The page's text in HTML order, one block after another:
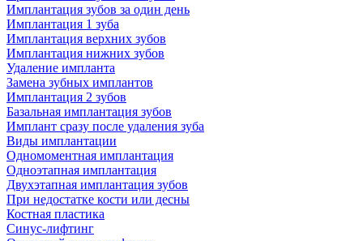
Имплантация зубов за один день
Имплантация 1 зуба
Имплантация верхних зубов
Имплантация нижних зубов
Удаление импланта
Замена зубных имплантов
Имплантация 2 зубов
Базальная имплантация зубов
Имплант сразу после удаления зуба
Виды имплантации
Одномоментная имплантация
Одноэтапная имплантация
Двухэтапная имплантация зубов
При недостатке кости или десны
Костная пластика
Синус-лифтинг